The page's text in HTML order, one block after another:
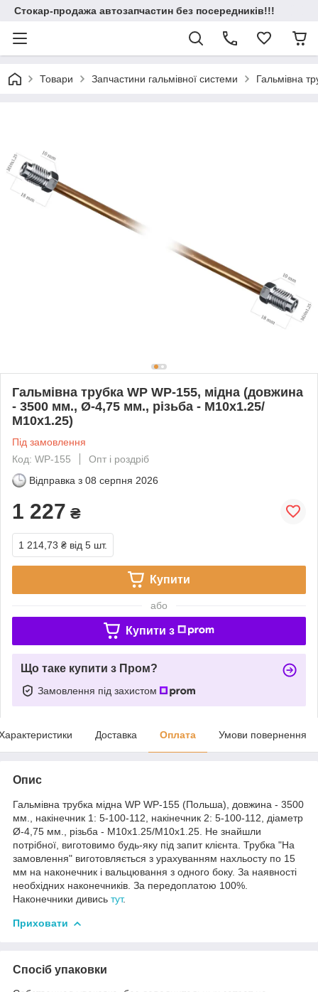
Стокар-продажа автозапчастин без посередників!!!
Товари Запчастини гальмівної системи Гальмівна
Гальмівна трубка WP WP-155, мідна (довжина
- 3500 мм., Ø-4,75 мм., різьба - М10х1.25/
М10х1.25)
Під замовлення
Код: WP-155
Опт і роздріб
Відправка з 08 серпня 2026
1 227 ₴
1 214,73 ₴ від 5 шт.
Купити
або
Купити з
Що таке купити з Пром?
Замовлення під захистом
Доставка Оплата Умови повернення
Опис
Гальмівна трубка мідна WP WP-155 (Польша), довжина - 3500
мм., накінечник 1: 5-100-112, накінечник 2: 5-100-112, діаметр
Ø-4,75 мм., різьба - М10х1.25/М10х1.25. Не знайшли
потрібної, виготовимо будь-яку під запит клієнта. Трубка "На
замовлення" виготовляється з урахуванням нахльосту по 15
мм на наконечник і вальцювання з одного боку. За наявності
необхідних наконечників. За передоплатою 100%.
Наконечники дивись тут.
Приховати
Спосіб упаковки